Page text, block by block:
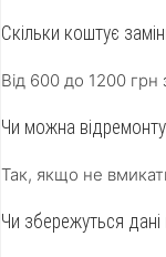
Скільки коштує
Від 600 до 1200 грн
Чи можна
Так, якщо не
Чи збережуться дані